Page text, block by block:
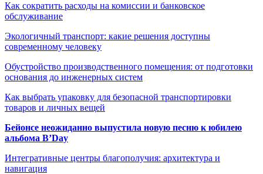
Как сократить расходы на комиссии и банковское
обслуживание
Экологичный транспорт: какие решения доступны
современному человеку
Обустройство производственного помещения: от подготовки
основания до инженерных систем
Как выбрать упаковку для безопасной транспортировки
товаров и личных вещей
Бейонсе неожиданно выпустила новую песню к юбилею
альбома B’Day
Интегративные центры благополучия: архитектура и
навигация